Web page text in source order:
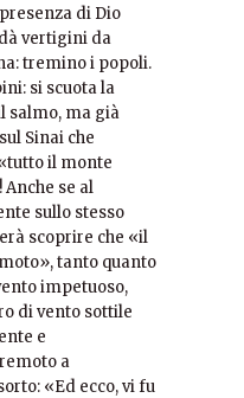
di Dio
vertigini da
tremino i popoli.
si scuota la
salmo, ma già
Sinai che
il monte
Anche se al
sullo stesso
scoprire che «il
tanto quanto
impetuoso,
di vento sottile
e
a
«Ed ecco, vi fu